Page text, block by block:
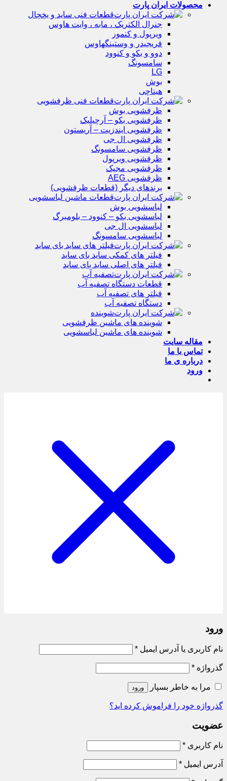
محصولات ایران پارت
قطعات فنی ساید و یخچال
جنرال الکتریک ، مابه ، وایت هاوس
ویرپول و کنمور
فریجیدر و وستینگهاوس
دوو و بکو و کنوود
سامسونگ
LG
بوش
هیتاچی
قطعات فنی ظرفشویی
ظرفشویی بوش
ظرفشویی بکو – آرچیلیک
ظرفشویی ایندزیت – آریستون
ظرفشویی ال جی
ظرفشویی سامسونگ
ظرفشویی ویرپول
ظرفشویی مجیک
ظرفشویی AEG
برندهای دیگر (قطعات ظرفشویی)
قطعات ماشین لباسشویی
لباسشویی بوش
لباسشویی بکو – کنوود – بلومبرگ
لباسشویی ال جی
لباسشویی سامسونگ
فیلتر های ساید بای ساید
فیلتر های کمکی ساید بای ساید
فیلتر های اصلی ساید بای ساید
تصفیه آب
قطعات دستگاه تصفیه آب
فیلتر های تصفیه آب
دستگاه تصفیه آب
شوینده
شوینده های ماشین ظرفشویی
شوینده های ماشین لباسشویی
مقاله سایت
تماس با ما
درباره ی ما
ورود
ورود
نام کاربری یا آدرس ایمیل *الزامی
گذرواژه *الزامی
مرا به خاطر بسپار ورود
گذرواژه خود را فراموش کرده اید؟
عضویت
نام کاربری *الزامی
آدرس ایمیل *الزامی